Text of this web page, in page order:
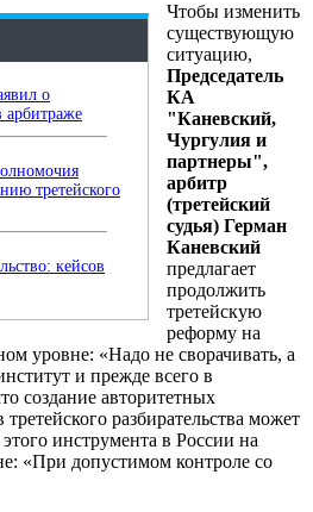
о
арбитраже
третейского
кейсов
Чтобы изменить
существующую
ситуацию,
Председатель
КА
"Каневский,
Чургулия и
партнеры",
арбитр
(третейский
судья) Герман
Каневский
предлагает
продолжить
третейскую
реформу на
уровне: «Надо не сворачивать, а
и прежде всего в
создание авторитетных
разбирательства может
инструмента в России на
«При допустимом контроле со